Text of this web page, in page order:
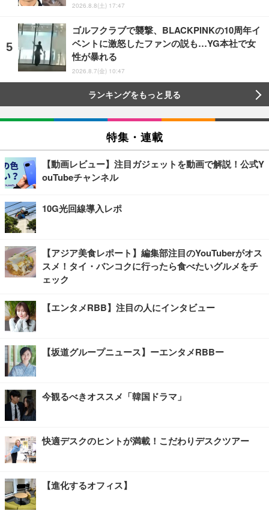
2026.8.8(土) 17:47
ゴルフクラブで襲撃、BLACKPINKの10周年イ
ベントに激怒したファンの説も…YG本社で女
性が暴れる
2026.8.7(金) 10:47
ランキングをもっと見る
特集・連載
【動画レビュー】注目ガジェットを動画で解説！公式Y
ouTubeチャンネル
10G光回線導入レポ
【アジア美食レポート】編集部注目のYouTuberがオス
スメ！タイ・バンコクに行ったら食べたいグルメをチ
ェック
【エンタメRBB】注目の人にインタビュー
【坂道グループニュース】ーエンタメRBBー
今観るべきオススメ「韓国ドラマ」
快適デスクのヒントが満載！こだわりデスクツアー
【進化するオフィス】